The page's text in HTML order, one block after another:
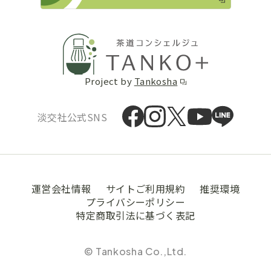
Project by Tankosha
淡交社公式SNS
運営会社情報 サイトご利用規約
推奨環境
プライバシーポリシー
特定商取引法に基づく表記
© Tankosha Co.,Ltd.